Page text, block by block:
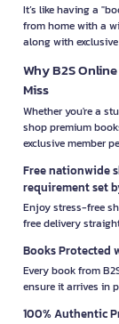
It’s like having a
from home with a
along with
Why B2S
Miss
Whether you're a
shop premium
exclusive member
Free nationwide
requirement set
Enjoy stress-free
free delivery
Books Protected
Every book from
ensure it arrives in
100% Authentic